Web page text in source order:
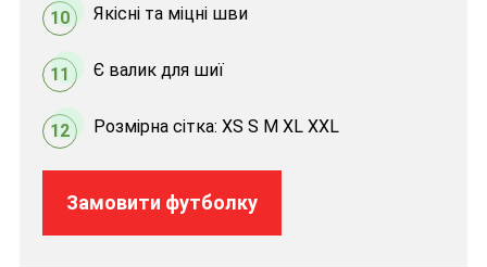
10 Якісні та міцні шви
11 Є валик для шиї
12 Розмірна сітка: XS S M XL XXL
Замовити футболку